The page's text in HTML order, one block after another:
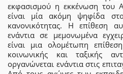
εκφασισμού η εκκένωση του
είναι μία ακόμη ψηφίδα
κανονικότητας. Η επίθεση
ενάντια σε μεμονωμένα
είναι μια ολομέτωπη
κοινωνικής και ταξικής
οργανώνεται ενάντια στις